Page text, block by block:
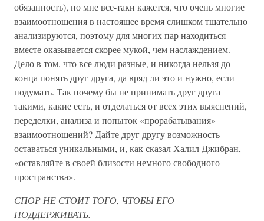
обязанность), но мне все-таки кажется, что очень многие
взаимоотношения в настоящее время слишком тщательно
анализируются, поэтому для многих пар находиться
вместе оказывается скорее мукой, чем наслаждением.
Дело в том, что все люди разные, и никогда нельзя до
конца понять друг друга, да вряд ли это и нужно, если
подумать. Так почему бы не принимать друг друга
такими, какие есть, и отделаться от всех этих выяснений,
переделки, анализа и попыток «прорабатывания»
взаимоотношений? Дайте друг другу возможность
оставаться уникальными, и, как сказал Халил Джибран,
«оставляйте в своей близости немного свободного
пространства».
СПОР НЕ СТОИТ ТОГО, ЧТОБЫ ЕГО
ПОДДЕРЖИВАТЬ.